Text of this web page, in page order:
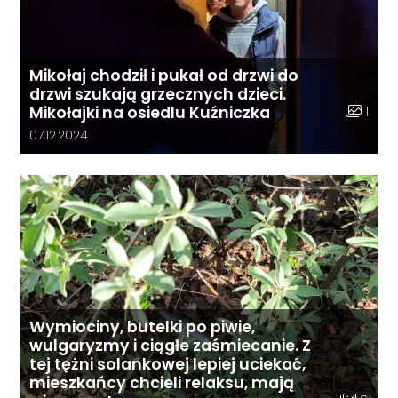
Mikołaj chodził i pukał od drzwi do
drzwi szukają grzecznych dzieci.
Mikołajki na osiedlu Kuźniczka
Liczba
1
Data dodania galerii:
07.12.2024
Wymiociny, butelki po piwie,
wulgaryzmy i ciągłe zaśmiecanie. Z
tej tężni solankowej lepiej uciekać,
mieszkańcy chcieli relaksu, mają